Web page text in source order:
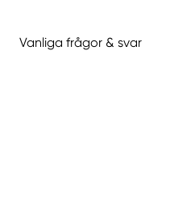
Vanliga frågor & svar